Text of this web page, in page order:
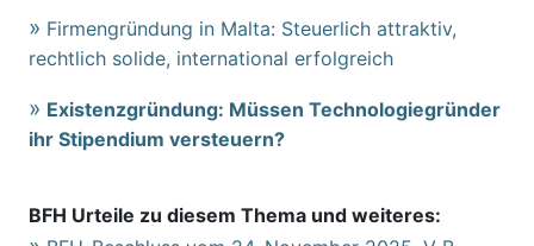
Firmengründung in Malta: Steuerlich attraktiv,
rechtlich solide, international erfolgreich
Existenzgründung: Müssen Technologiegründer
ihr Stipendium versteuern?
BFH Urteile zu diesem Thema und weiteres: